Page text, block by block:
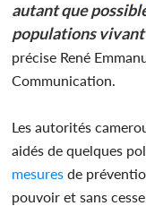
autant que
populations
précise René
Communication.
Les autorités
aidés de quelques
mesures de
pouvoir et sans